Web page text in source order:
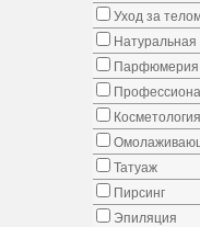
Уход за
Натуральная
Парфюмерия
Косметология
Татуаж
Пирсинг
Эпиляция